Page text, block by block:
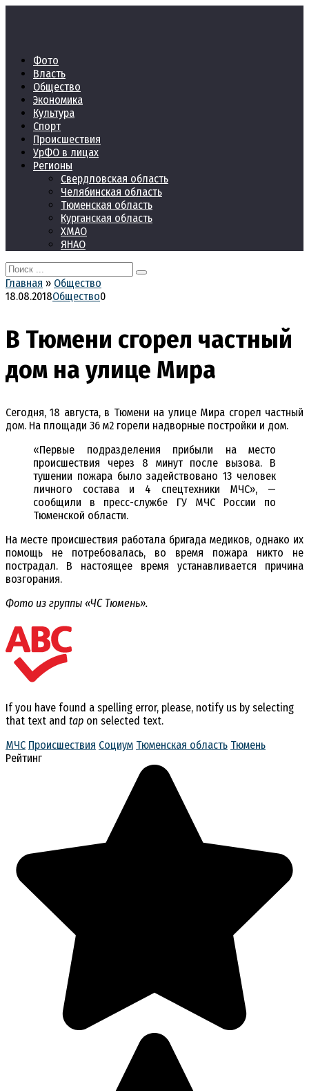
Фото
Власть
Общество
Экономика
Культура
Спорт
Происшествия
УрФО в лицах
Регионы
Свердловская область
Челябинская область
Тюменская область
Курганская область
ХМАО
ЯНАО
Search
for:
Главная » Общество
18.08.2018Общество0
В Тюмени сгорел частный
дом на улице Мира
Сегодня, 18 августа, в Тюмени на улице Мира сгорел частный
дом. На площади 36 м2 горели надворные постройки и дом.
«Первые подразделения прибыли на место
происшествия через 8 минут после вызова. В
тушении пожара было задействовано 13 человек
личного состава и 4 спецтехники МЧС», —
сообщили в пресс-службе ГУ МЧС России по
Тюменской области.
На месте происшествия работала бригада медиков, однако их
помощь не потребовалась, во время пожара никто не
пострадал. В настоящее время устанавливается причина
возгорания.
Фото из группы «ЧС Тюмень».
If you have found a spelling error, please, notify us by selecting
that text and tap on selected text.
МЧС Происшествия Социум Тюменская область Тюмень
Рейтинг